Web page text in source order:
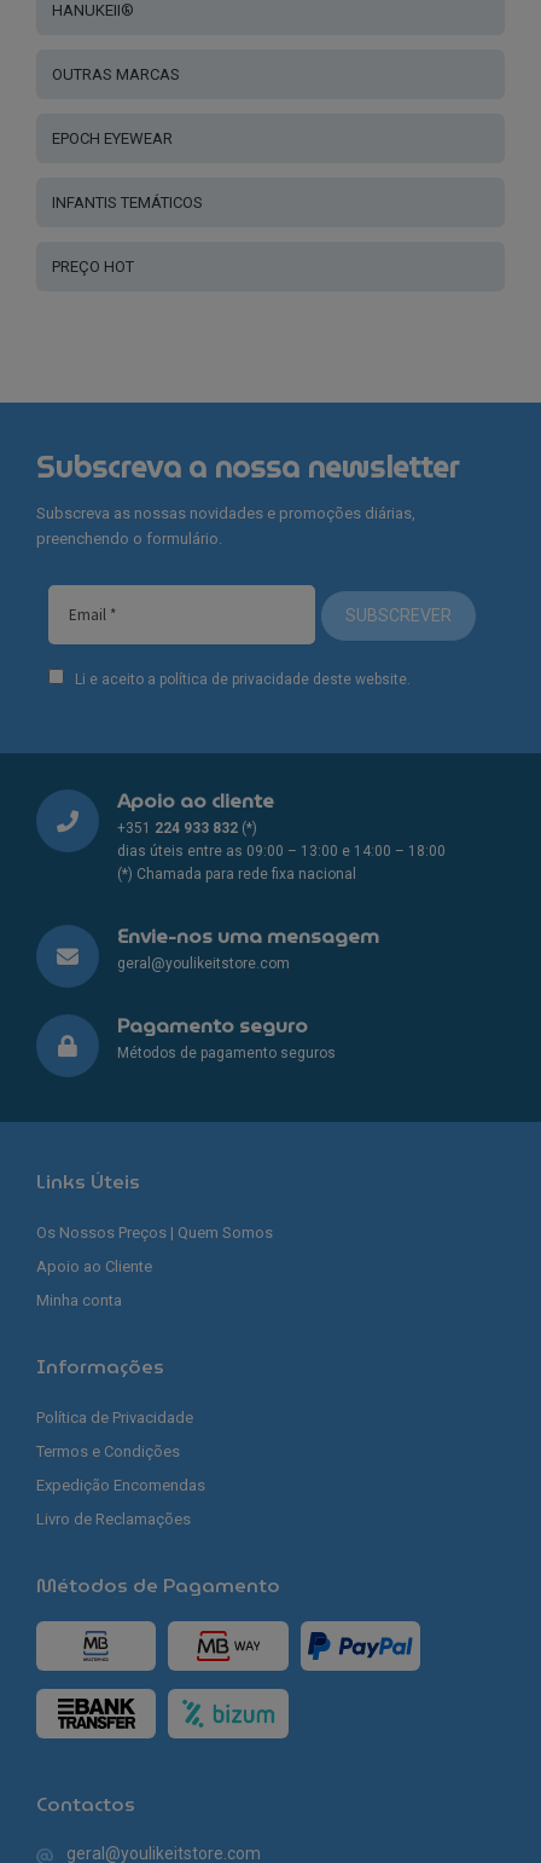
HANUKEII®
OUTRAS MARCAS
EPOCH EYEWEAR
INFANTIS TEMÁTICOS
PREÇO HOT
Subscreva a nossa newsletter
Subscreva as nossas novidades e promoções diárias,
preenchendo o formulário.
SUBSCREVER
Li e aceito a política de privacidade deste website.
Apoio ao cliente
+351 224 933 832 (*)
dias úteis entre as 09:00 – 13:00 e 14:00 – 18:00
(*) Chamada para rede fixa nacional
Envie-nos uma mensagem
geral@youlikeitstore.com
Pagamento seguro
Métodos de pagamento seguros
Links Úteis
Os Nossos Preços | Quem Somos
Apoio ao Cliente
Minha conta
Informações
Política de Privacidade
Termos e Condições
Expedição Encomendas
Livro de Reclamações
Métodos de Pagamento
Contactos
geral@youlikeitstore.com